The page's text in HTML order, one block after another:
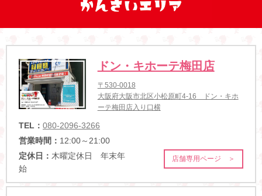
ドン・キホーテ梅田店
〒530-0018
大阪府大阪市北区小松原町4-16 ドン・キホ
ーテ梅田店入り口横
TEL： 080-2096-3266
営業時間： 12:00～21:00
定休日： 木曜定休日 年末年
始
店舗専用ページ ＞